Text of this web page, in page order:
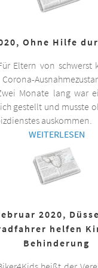
Ohne Hilfe
Eltern von schwerst
Monate lang war
gestellt und musste
auskommen.
WEITERLESEN
2020,
helfen
Behinderung